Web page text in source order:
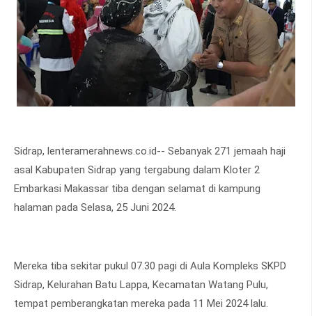
Sidrap, lenteramerahnews.co.id-- Sebanyak 271 jemaah haji
asal Kabupaten Sidrap yang tergabung dalam Kloter 2
Embarkasi Makassar tiba dengan selamat di kampung
halaman pada Selasa, 25 Juni 2024.
Mereka tiba sekitar pukul 07.30 pagi di Aula Kompleks SKPD
Sidrap, Kelurahan Batu Lappa, Kecamatan Watang Pulu,
tempat pemberangkatan mereka pada 11 Mei 2024 lalu.